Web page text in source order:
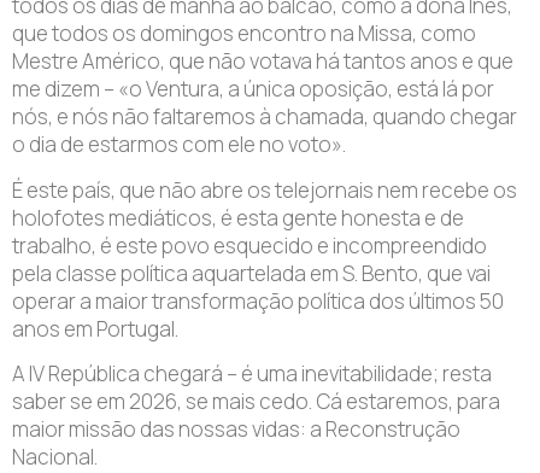
todos os dias de manhã ao balcão, como a dona Inês,
que todos os domingos encontro na Missa, como
Mestre Américo, que não votava há tantos anos e que
me dizem – «o Ventura, a única oposição, está lá por
nós, e nós não faltaremos à chamada, quando chegar
o dia de estarmos com ele no voto».
É este país, que não abre os telejornais nem recebe os
holofotes mediáticos, é esta gente honesta e de
trabalho, é este povo esquecido e incompreendido
pela classe política aquartelada em S. Bento, que vai
operar a maior transformação política dos últimos 50
anos em Portugal.
A IV República chegará – é uma inevitabilidade; resta
saber se em 2026, se mais cedo. Cá estaremos, para
maior missão das nossas vidas: a Reconstrução
Nacional.